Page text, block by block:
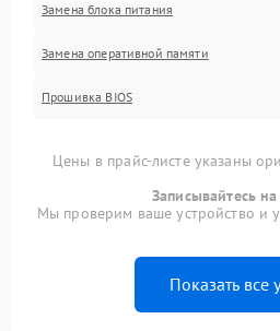
Замена блока питания
Замена оперативной памяти
Прошивка BIOS
Цены в прайс-листе указаны
Записывайтесь
Мы проверим ваше устройство и
Показать все